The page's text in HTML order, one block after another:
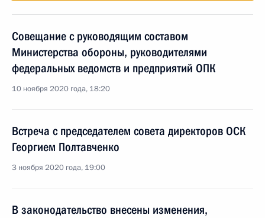
Совещание с руководящим составом
Министерства обороны, руководителями
федеральных ведомств и предприятий ОПК
10 ноября 2020 года, 18:20
Встреча с председателем совета директоров ОСК
Георгием Полтавченко
3 ноября 2020 года, 19:00
В законодательство внесены изменения,